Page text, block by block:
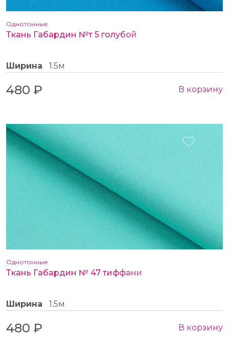
Однотонные
Ткань Габардин №т 5 голубой
Ширина 1.5м
480 ₽ В корзину
Однотонные
Ткань Габардин № 47 тиффани
Ширина 1.5м
480 ₽ В корзину